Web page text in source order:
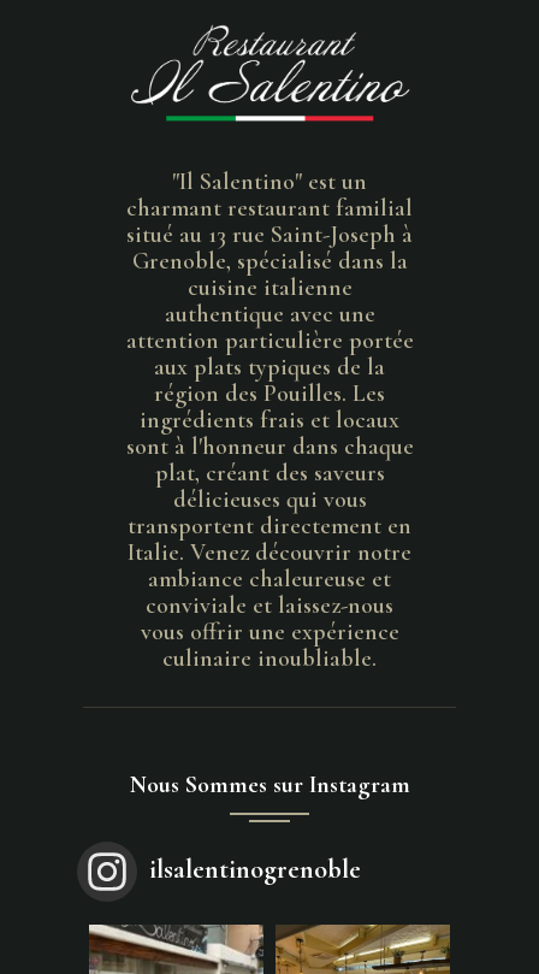
"Il Salentino" est un
charmant restaurant familial
situé au 13 rue Saint-Joseph à
Grenoble, spécialisé dans la
cuisine italienne
authentique avec une
attention particulière portée
aux plats typiques de la
région des Pouilles. Les
ingrédients frais et locaux
sont à l'honneur dans chaque
plat, créant des saveurs
délicieuses qui vous
transportent directement en
Italie. Venez découvrir notre
ambiance chaleureuse et
conviviale et laissez-nous
vous offrir une expérience
culinaire inoubliable.
Nous Sommes sur Instagram
ilsalentinogrenoble